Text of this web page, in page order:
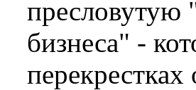
пресловутую
бизнеса" -
перекрестках